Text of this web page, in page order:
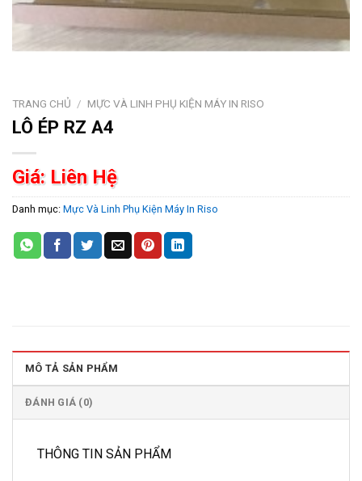
TRANG CHỦ / MỰC VÀ LINH PHỤ KIỆN MÁY IN RISO
LÔ ÉP RZ A4
Giá: Liên Hệ
Danh mục: Mực Và Linh Phụ Kiện Máy In Riso
MÔ TẢ SẢN PHẨM
ĐÁNH GIÁ (0)
THÔNG TIN SẢN PHẨM